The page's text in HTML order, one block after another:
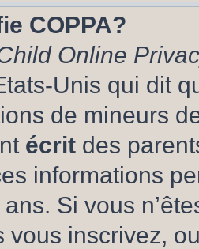
COPPA?
Online
Unis qui dit
de mineurs
écrit des
informations
Si vous
vous inscrivez,